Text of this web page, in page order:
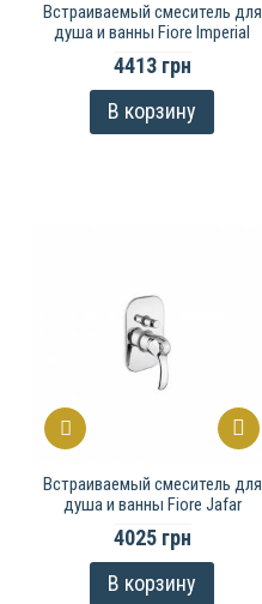
Встраиваемый смеситель для
душа и ванны Fiore Imperial
4413 грн
В корзину
Встраиваемый смеситель для
душа и ванны Fiore Jafar
4025 грн
В корзину